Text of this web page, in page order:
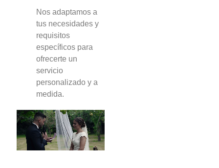
Nos adaptamos a
tus necesidades y
requisitos
específicos para
ofrecerte un
servicio
personalizado y a
medida.